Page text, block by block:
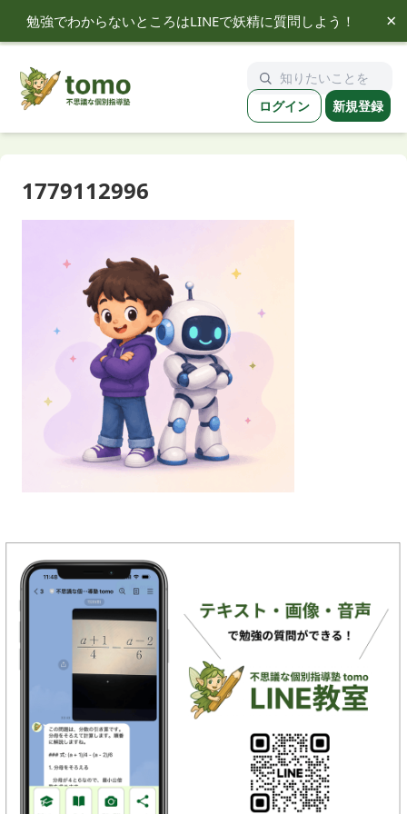
勉強でわからないところはLINEで妖精に質問しよう！ ×
tomo ログイン 新規登録
1779112996